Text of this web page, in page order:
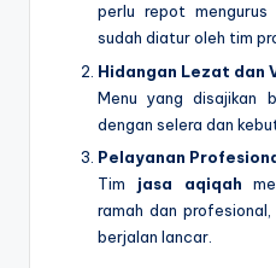
perlu repot mengurus
sudah diatur oleh tim
Hidangan Lezat dan
Menu yang disajikan
dengan selera dan
Pelayanan
Tim jasa aqiqah
ramah dan
berjalan lancar.